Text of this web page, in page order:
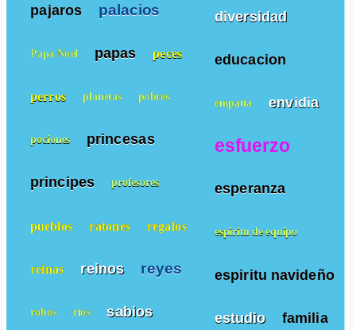
diversidad
educacion
empatía envidia
esfuerzo
esperanza
espiritu de equipo
espiritu navideño
estudio familia
pajaros palacios
Papa Noel papas peces
perros planetas pobres
pociones princesas
principes profesores
pueblos ratones regalos
reinas reinos reyes
robos ríos sabios